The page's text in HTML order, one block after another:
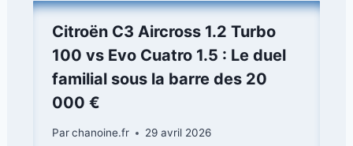
Citroën C3 Aircross 1.2 Turbo
100 vs Evo Cuatro 1.5 : Le duel
familial sous la barre des 20
000 €
Parchanoine.fr 29 avril 2026